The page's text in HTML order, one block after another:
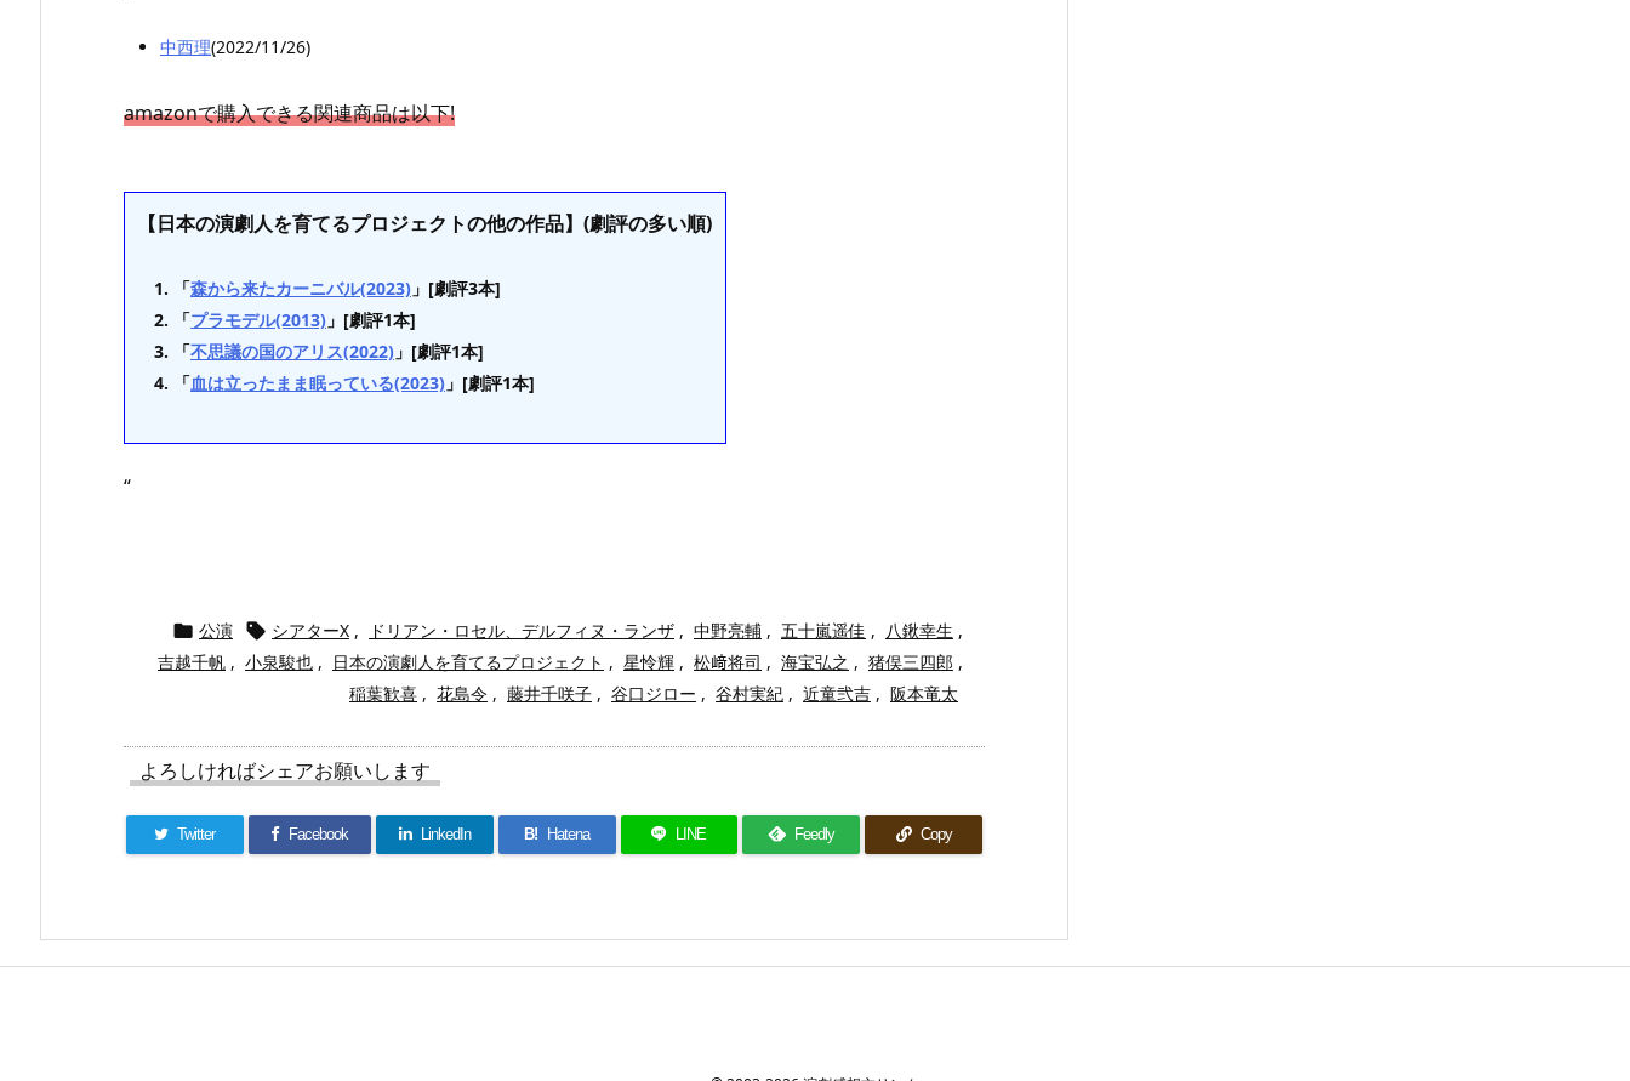
中西理(2022/11/26)
amazonで購入できる関連商品は以下!
【日本の演劇人を育てるプロジェクトの他の作品】(劇評の多い順)
「森から来たカーニバル(2023) 」[劇評3本]
「プラモデル(2013) 」[劇評1本]
「不思議の国のアリス(2022) 」[劇評1本]
「血は立ったまま眠っている(2023) 」[劇評1本]
“
 公演  シアターX , ドリアン・ロセル、デルフィヌ・ランザ , 中野亮輔 , 五十嵐遥佳 , 八鍬幸生 ,
吉越千帆 , 小泉駿也 , 日本の演劇人を育てるプロジェクト , 星怜輝 , 松﨑将司 , 海宝弘之 , 猪俣三四郎 ,
稲葉歓喜 , 花島令 , 藤井千咲子 , 谷口ジロー , 谷村実紀 , 近童弐吉 , 阪本竜太
よろしければシェアお願いします
Twitter Facebook LinkedIn B! Hatena LINE Feedly Copy